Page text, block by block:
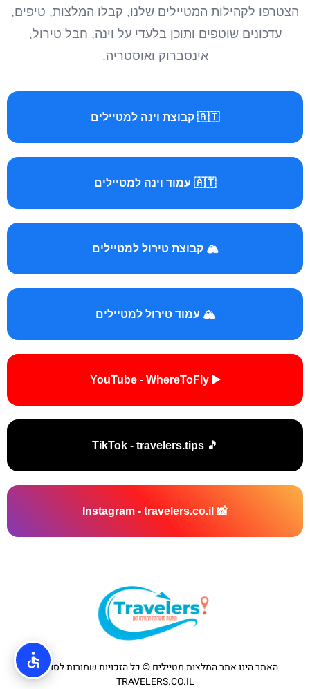
הצטרפו לקהילות המטיילים שלנו, קבלו המלצות, טיפים,
עדכונים שוטפים ותוכן בלעדי על וינה, חבל טירול,
אינסברוק ואוסטריה.
🇦🇹 קבוצת וינה למטיילים
🇦🇹 עמוד וינה למטיילים
🏔️ קבוצת טירול למטיילים
🏔️ עמוד טירול למטיילים
▶️ YouTube - WhereToFly
🎵 TikTok - travelers.tips
📸 Instagram - travelers.co.il
האתר הינו אתר המלצות מטיילים © כל הזכויות שמורות לסוכנות
TRAVELERS.CO.IL